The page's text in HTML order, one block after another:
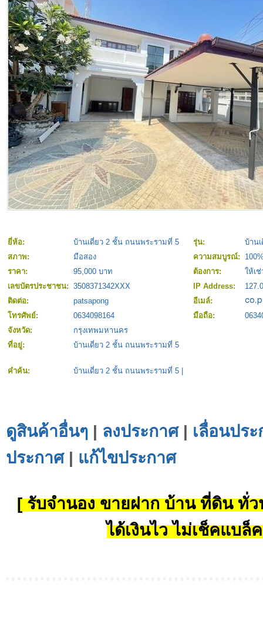
ยี่ห้อ: บ้านเดี่ยว 2 ชั้น ถนนพระรามที่ 5 รุ่น:
บ้าน
สภาพ:
มือสอง ความสมบูรณ์:
ราคา:
95,000 บาท ต้องการ:
ให้เช่
เลขบัตรประชาชน: 3508371342XXX IP Address:
ติดต่อ:
patsapong
อีเมล์:
โทรศัพย์:
0634098164 มือถือ:
จังหวัด:
กรุงเทพมหานคร
ที่อยู่:
บ้านเดี่ยว 2 ชั้น ถนนพระรามที่ 5
คำค้น: บ้านเดี่ยว 2 ชั้น ถนนพระรามที่ 5
ดูสินค้าอื่นๆ | ลงประกาศ| เลื่อนปร
ประกาศ| แก้ไขประกาศ
[ รับจำนอง ขายฝาก บ้าน ที่ดิน ทั่ว
ได้เงินไว ไม่เช็คแบล็